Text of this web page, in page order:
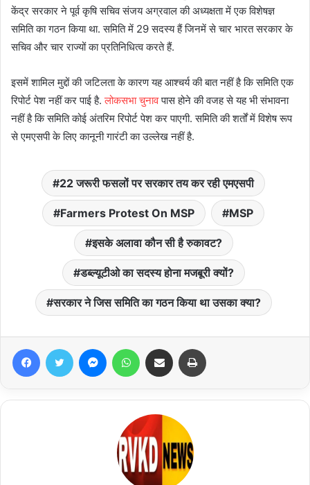
केंद्र सरकार ने पूर्व कृषि सचिव संजय अग्रवाल की अध्यक्षता में एक विशेषज्ञ
समिति का गठन किया था. समिति में 29 सदस्य हैं जिनमें से चार भारत सरकार के
सचिव और चार राज्यों का प्रतिनिधित्व करते हैं.
इसमें शामिल मुद्दों की जटिलता के कारण यह आश्चर्य की बात नहीं है कि समिति एक
रिपोर्ट पेश नहीं कर पाई है.लोकसभा चुनावपास होने की वजह से यह भी संभावना
नहीं है कि समिति कोई अंतरिम रिपोर्ट पेश कर पाएगी. समिति की शर्तों में विशेष रूप
से एमएसपी के लिए कानूनी गारंटी का उल्लेख नहीं है.
22 जरूरी फसलों पर सरकार तय कर रही एमएसपी
Farmers Protest On MSP MSP
इसके अलावा कौन सी है रुकावट?
डब्ल्यूटीओ का सदस्य होना मजबूरी क्यों?
सरकार ने जिस समिति का गठन किया था उसका क्या?
FacebookTwitter MessengerWhatsAppShare via Email